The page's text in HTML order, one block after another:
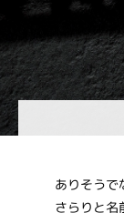
ありそうで
さらりと名